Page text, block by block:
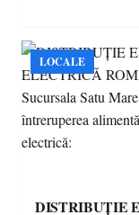
LOCALE
DISTRIBUȚIE